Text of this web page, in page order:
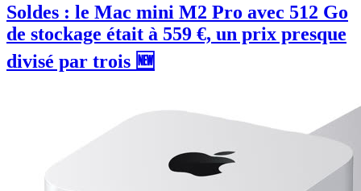
Soldes : le Mac mini M2 Pro avec 512 Go
de stockage était à 559 €, un prix presque
divisé par trois 🆕